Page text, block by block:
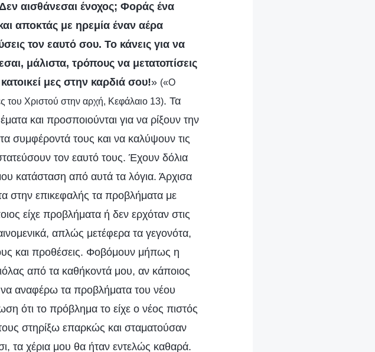
αισθάνεσαι ένοχος; Φοράς ένα
αποκτάς με ηρεμία έναν αέρα
τον εαυτό σου. Το κάνεις για να
μάλιστα, τρόπους να μετατοπίσεις
μες στην καρδιά σου!» («Ο
του Χριστού στην αρχή, Κεφάλαιο 13). Τα
και προσποιούνται για να ρίξουν την
συμφέροντά τους και να καλύψουν τις
τον εαυτό τους. Έχουν δόλια
κατάσταση από αυτά τα λόγια. Άρχισα
στην επικεφαλής τα προβλήματα με
είχε προβλήματα ή δεν ερχόταν στις
απλώς μετέφερα τα γεγονότα,
και προθέσεις. Φοβόμουν μήπως η
από τα καθήκοντά μου, αν κάποιος
αναφέρω τα προβλήματα του νέου
ότι το πρόβλημα το είχε ο νέος πιστός
στηρίξω επαρκώς και σταματούσαν
τα χέρια μου θα ήταν εντελώς καθαρά.